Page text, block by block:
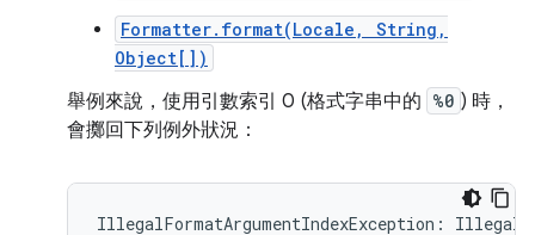
Formatter.format(Locale, String,
Object[])
舉例來說，使用引數索引 0 (格式字串中的 %0 ) 時，
會擲回下列例外狀況：